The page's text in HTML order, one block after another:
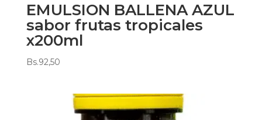
EMULSION BALLENA AZUL
sabor frutas tropicales
x200ml
Bs.92,50